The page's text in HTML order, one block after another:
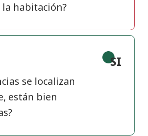
habitación?
se localizan
están bien
SI